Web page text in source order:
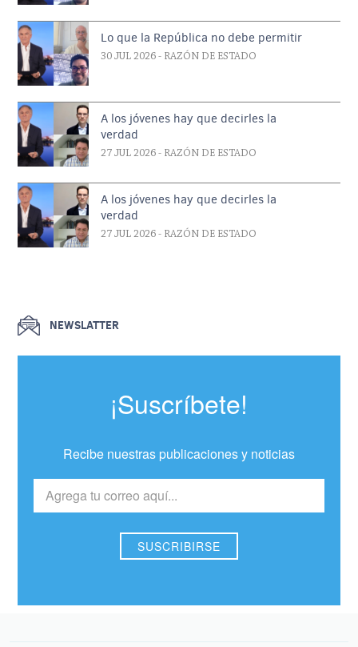
Lo que la República no debe permitir
30 JUL 2026 - RAZÓN DE ESTADO
A los jóvenes hay que decirles la
verdad
27 JUL 2026 - RAZÓN DE ESTADO
A los jóvenes hay que decirles la
verdad
27 JUL 2026 - RAZÓN DE ESTADO
NEWSLATTER
¡Suscríbete!
Recibe nuestras publicaciones y noticias